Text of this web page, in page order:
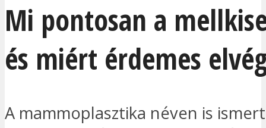
Mi pontosan a
és miért érdemes
A mammoplasztika néven is ismert